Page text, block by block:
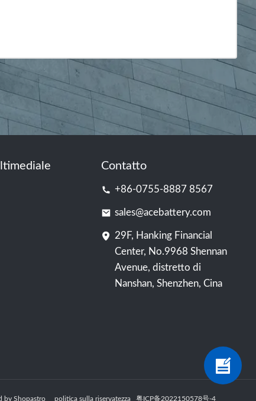
Contatto
+86-0755-8887 8567
sales@acebattery.com
29F, Hanking Financial
Center, No.9968 Shennan
Avenue, distretto di
Nanshan, Shenzhen, Cina
by Shopastro politica sulla riservatezza 粤ICP备2022150578号-4